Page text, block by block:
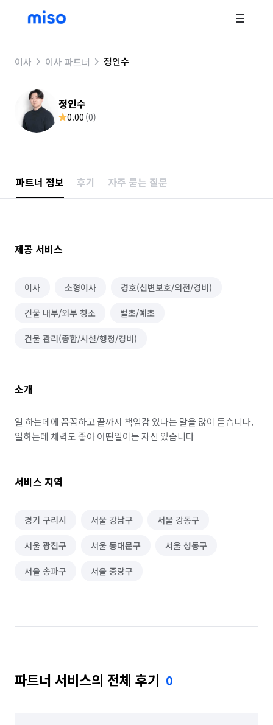
이사 이사 파트너 정인수
정인수
0.00 (0)
파트너 정보 후기 자주 묻는 질문
제공 서비스
이사 소형이사 경호(신변보호/의전/경비)
건물 내부/외부 청소 벌초/예초
건물 관리(종합/시설/행정/경비)
소개
일 하는데에 꼼꼼하고 끝까지 책임감 있다는 말을 많이 듣습니다.
일하는데 체력도 좋아 어떤일이든 자신 있습니다
서비스 지역
경기 구리시 서울 강남구 서울 강동구
서울 광진구 서울 동대문구 서울 성동구
서울 송파구 서울 중랑구
파트너 서비스의 전체 후기 0